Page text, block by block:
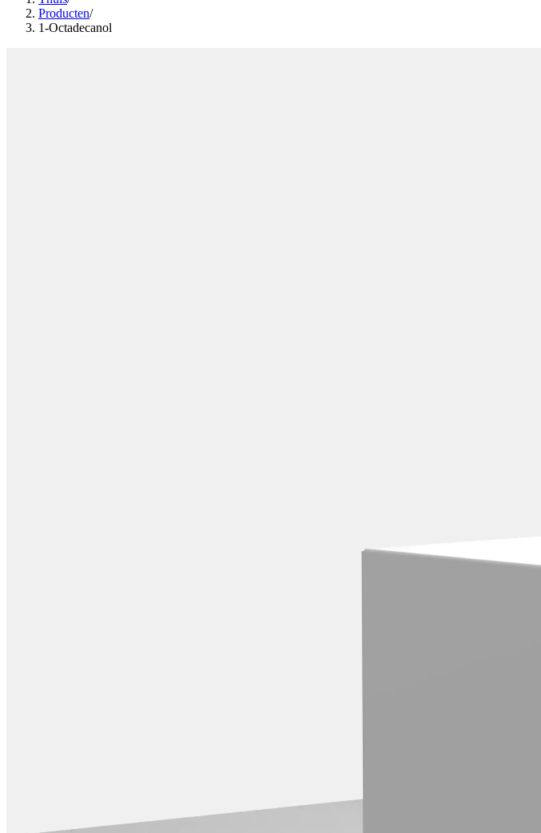
Producten/
1-Octadecanol